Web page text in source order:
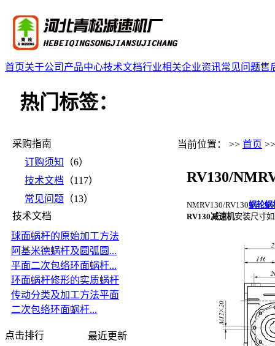
首页关于公司 产品中心技术文档行业相关企业资讯常见问题售
热门标签：
采购指南
订购须知
（6）
技术文档 （117）
常见问题 （13）
技术文档
球面蜗杆的原始加工方法
阿基米德蜗杆及圆弧圆...
平面二次包络环面蜗杆...
环面蜗杆修形的实质蜗杆
传动分类及加工方法平面
二次包络环面蜗杆...
点击排行 最近更新
当前位置： >> 首页
RV130/
NMRV130/RV130蜗轮蜗
RV130减速机安装尺寸